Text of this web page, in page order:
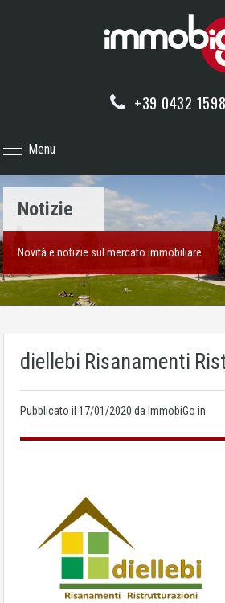
+39 0432
Menu
Notizie
Novità e notizie sul mercato immobiliare
diellebi Risanamenti
Pubblicato il 17/01/2020 da ImmobiGo in